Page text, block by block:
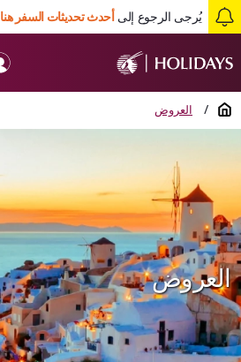
يُرجى الرجوع إلىأحدث تحديثات السفر هنا
الصفحة الرئيسية / العروض
العروض